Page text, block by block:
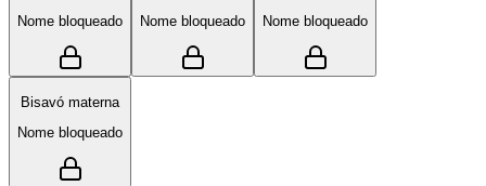
Nome bloqueado
Nome bloqueado
Nome bloqueado
Bisavó materna
Nome bloqueado